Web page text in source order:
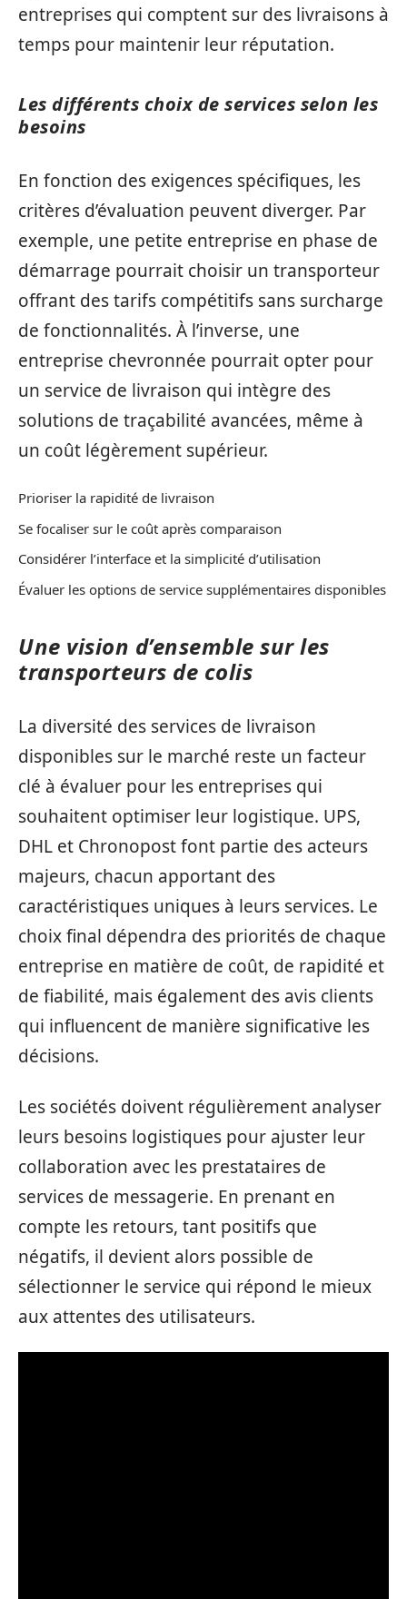
entreprises qui comptent sur des livraisons à
temps pour maintenir leur réputation.
Les différents choix de services selon les
besoins
En fonction des exigences spécifiques, les
critères d’évaluation peuvent diverger. Par
exemple, une petite entreprise en phase de
démarrage pourrait choisir un transporteur
offrant des tarifs compétitifs sans surcharge
de fonctionnalités. À l’inverse, une
entreprise chevronnée pourrait opter pour
un service de livraison qui intègre des
solutions de traçabilité avancées, même à
un coût légèrement supérieur.
Prioriser la rapidité de livraison
Se focaliser sur le coût après comparaison
Considérer l’interface et la simplicité d’utilisation
Évaluer les options de service supplémentaires disponibles
Une vision d’ensemble sur les
transporteurs de colis
La diversité des services de livraison
disponibles sur le marché reste un facteur
clé à évaluer pour les entreprises qui
souhaitent optimiser leur logistique. UPS,
DHL et Chronopost font partie des acteurs
majeurs, chacun apportant des
caractéristiques uniques à leurs services. Le
choix final dépendra des priorités de chaque
entreprise en matière de coût, de rapidité et
de fiabilité, mais également des avis clients
qui influencent de manière significative les
décisions.
Les sociétés doivent régulièrement analyser
leurs besoins logistiques pour ajuster leur
collaboration avec les prestataires de
services de messagerie. En prenant en
compte les retours, tant positifs que
négatifs, il devient alors possible de
sélectionner le service qui répond le mieux
aux attentes des utilisateurs.